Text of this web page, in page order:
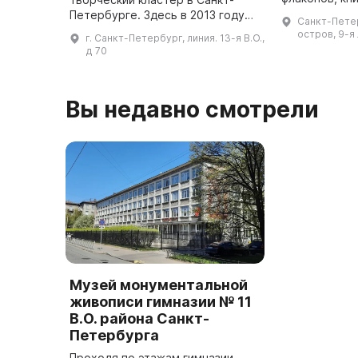
Петербурге. Здесь в 2013 году
музыкальных инструментов
превратили в пространство для
г. Санкт-Петербург, линия. 13-я В.О.,
д 70
связанных с
Создатель
Санкт-
остров, 9-я
Вы недавно смотрели
Музей монументальной
живописи гимназии № 11
В.О. района Санкт-
Петербурга